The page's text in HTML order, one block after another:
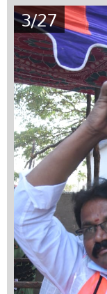
3/27